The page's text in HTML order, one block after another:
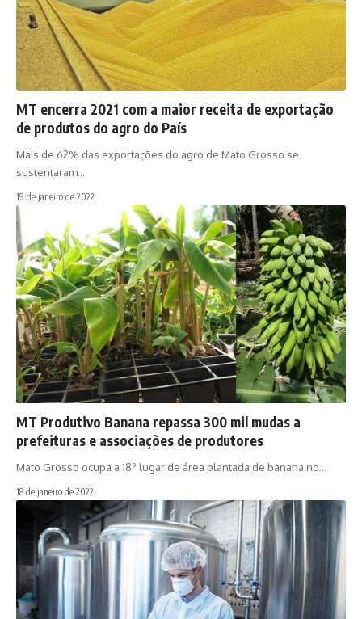
MT encerra 2021 com a maior receita de exportação
de produtos do agro do País
Mais de 62% das exportações do agro de Mato Grosso se
sustentaram…
19 de janeiro de 2022
MT Produtivo Banana repassa 300 mil mudas a
prefeituras e associações de produtores
Mato Grosso ocupa a 18º lugar de área plantada de banana no…
18 de janeiro de 2022